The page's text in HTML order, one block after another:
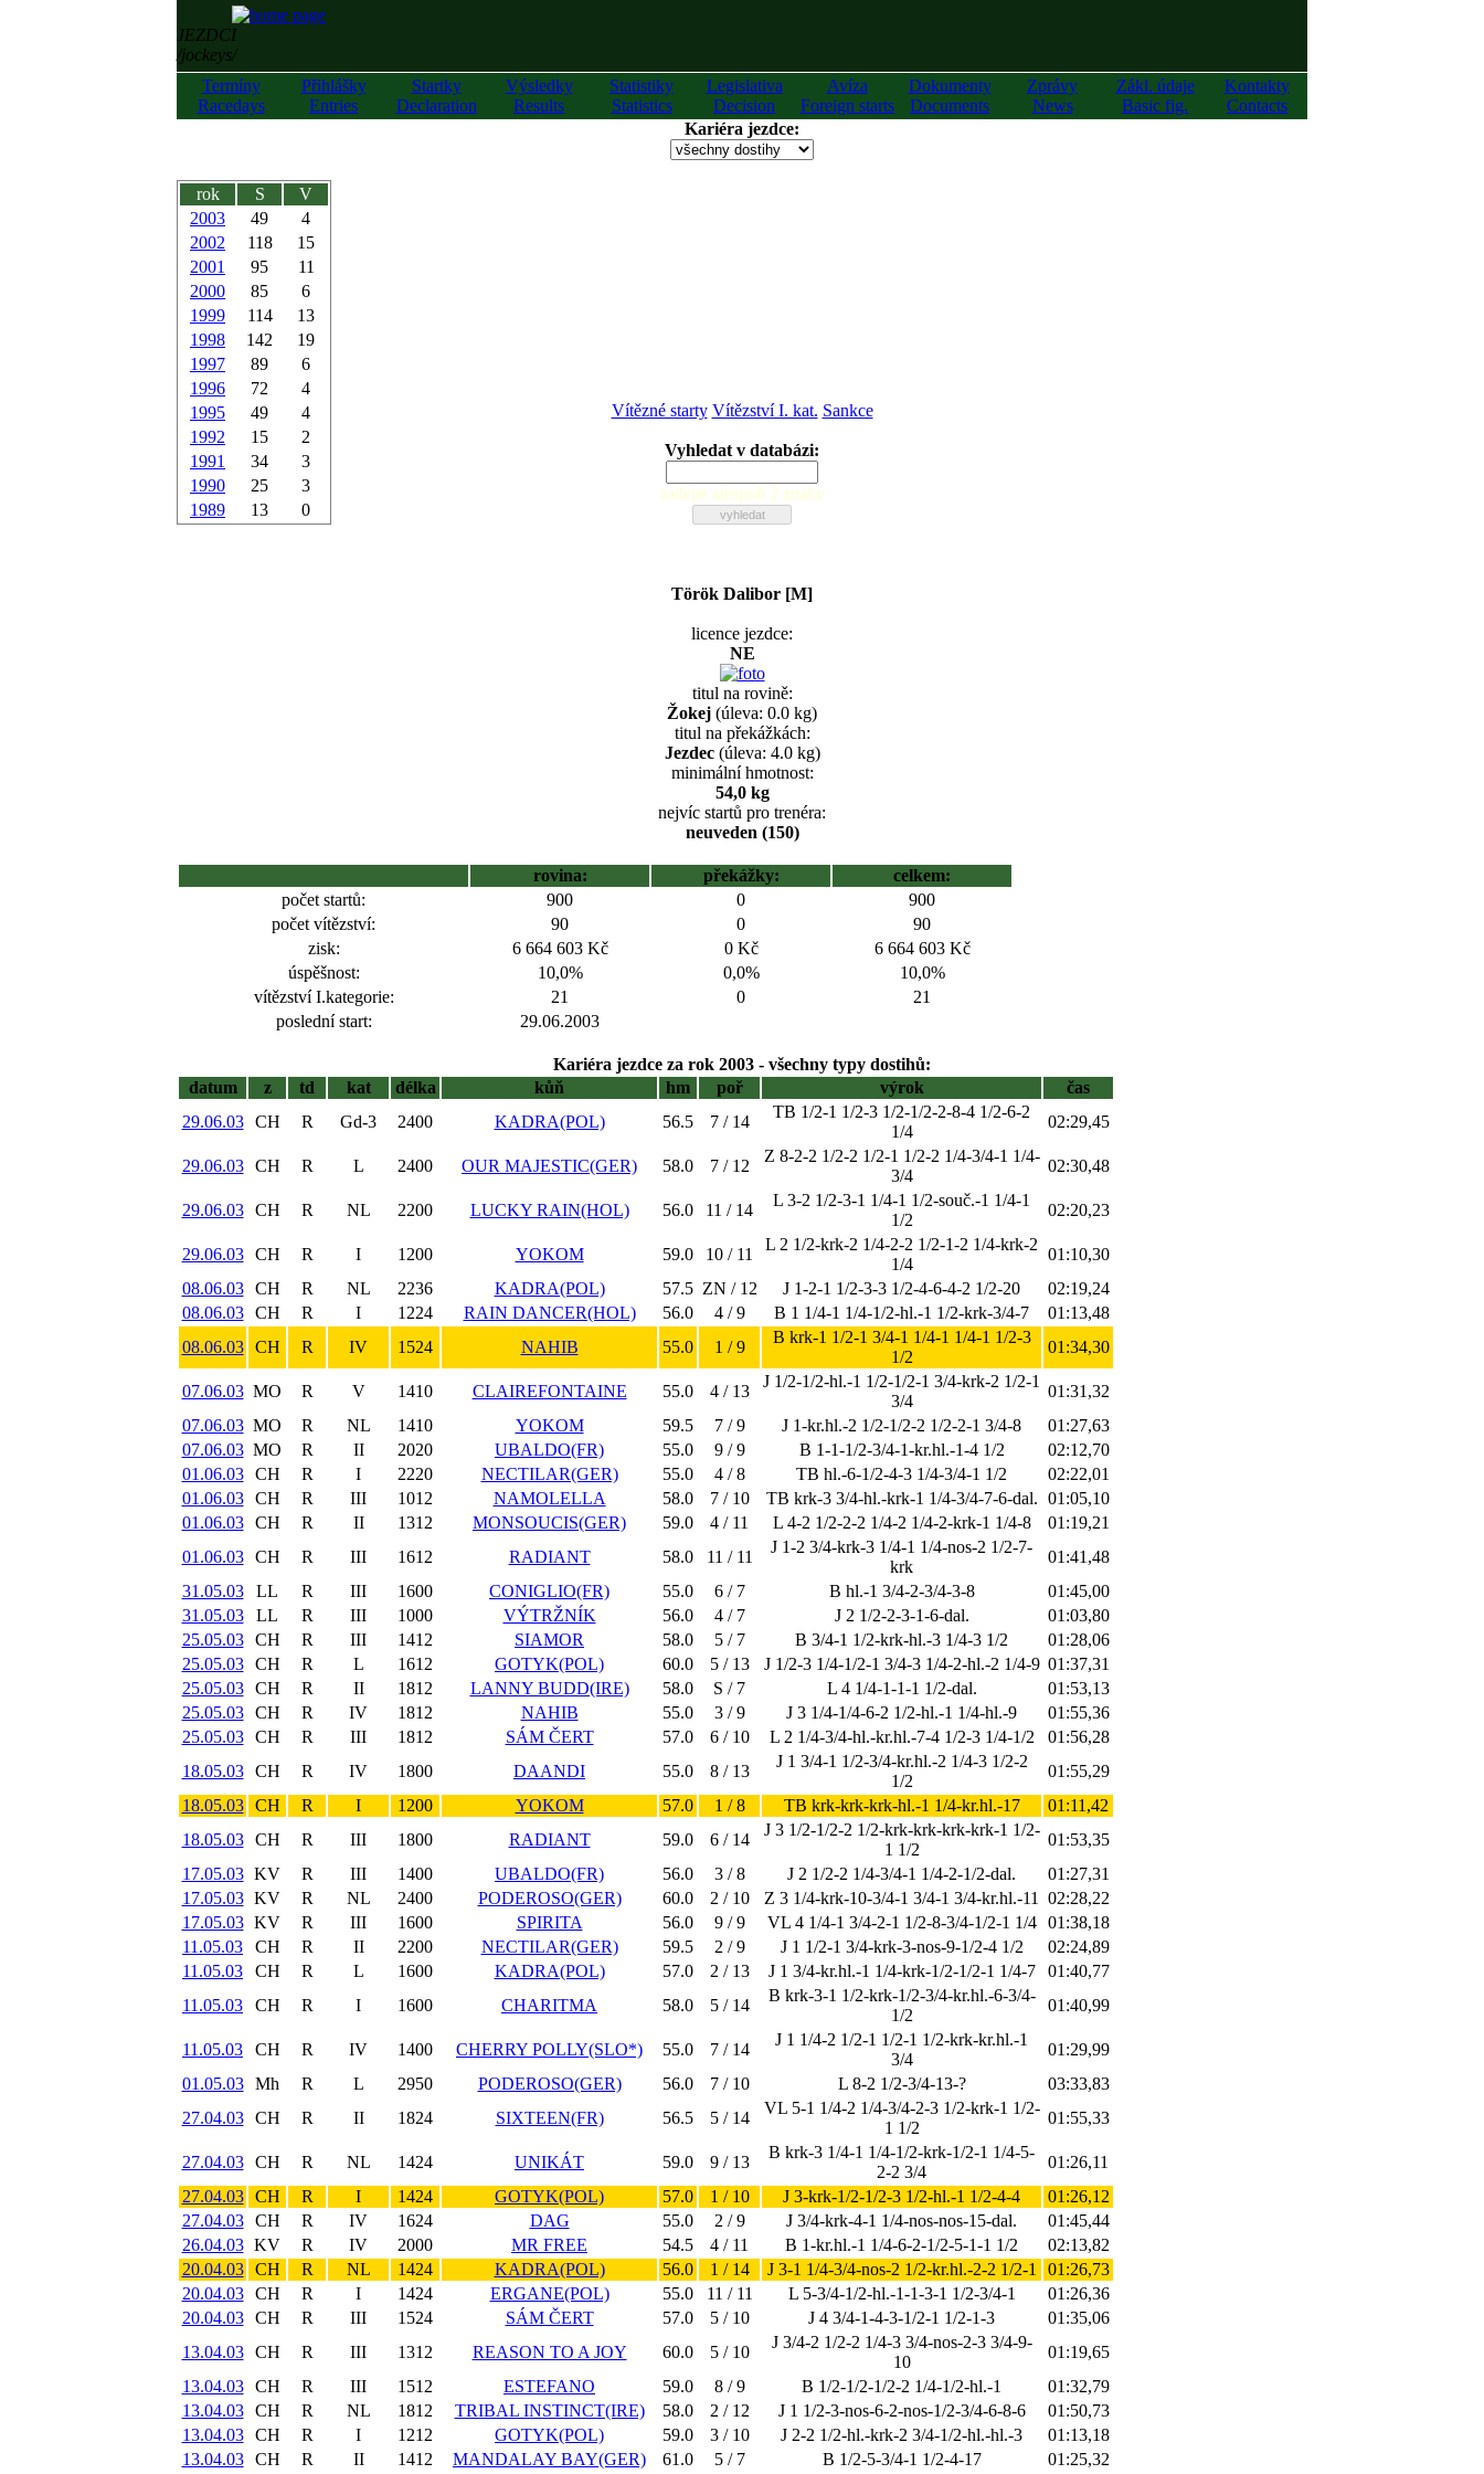
JEZDCI
/jockeys/
Termíny
Racedays
Přihlášky
Entries
Startky
Declaration
Výsledky
Results
Statistiky
Statistics
Legislativa
Decision
Avíza
Foreign starts
Dokumenty
Documents
Zprávy
News
Zákl. údaje
Basic fig.
Kontakty
Contacts
Kariéra jezdce:
rok S
V
2003
49
4
2002
118
15
2001
95
11
2000
85
6
1999
114
13
1998
142
19
1997
89
6
1996
72
4
1995
49
4
1992
15
2
1991
34
3
1990
25
3
1989
13 0
Vítězné starty Vítězství I. kat. Sankce
Vyhledat v databázi:
zadejte alespoň 2 znaky
Török Dalibor [M]
licence jezdce:
NE
titul na rovině:
Žokej (úleva: 0.0 kg)
titul na překážkách:
Jezdec(úleva: 4.0 kg)
minimální hmotnost:
54,0 kg
nejvíc startů pro trenéra:
neuveden (150)
rovina: překážky:
celkem:
počet startů:
900 0
900
počet vítězství:
90 0
90
zisk:
6 664 603 Kč 0 Kč
6 664 603 Kč
úspěšnost:
10,0% 0,0%
10,0%
vítězství I.kategorie:
21 0
21
poslední start:
29.06.2003
Kariéra jezdce za rok 2003 - všechny typy dostihů:
datum
z td kat délka kůň hm poř výrok
čas
29.06.03
CH R Gd-3 2400 KADRA(POL) 56.5 7 / 14
TB 1/2-1 1/2-3 1/2-1/2-2-8-4 1/2-6-2
1/4
02:29,45
29.06.03 CH R L 2400 OUR MAJESTIC(GER) 58.0 7 / 12
Z 8-2-2 1/2-2 1/2-1 1/2-2 1/4-3/4-1 1/4-
3/4
02:30,48
29.06.03 CH R NL 2200 LUCKY RAIN(HOL) 56.0 11 / 14
L 3-2 1/2-3-1 1/4-1 1/2-souč.-1 1/4-1
1/2
02:20,23
29.06.03 CH R I 1200 YOKOM 59.0 10 / 11
L 2 1/2-krk-2 1/4-2-2 1/2-1-2 1/4-krk-2
1/4
01:10,30
08.06.03
CH R NL 2236 KADRA(POL) 57.5 ZN / 12 J 1-2-1 1/2-3-3 1/2-4-6-4-2 1/2-20
02:19,24
08.06.03
CH R I 1224 RAIN DANCER(HOL) 56.0 4 / 9 B 1 1/4-1 1/4-1/2-hl.-1 1/2-krk-3/4-7
01:13,48
08.06.03
CH R IV 1524 NAHIB 55.0 1 / 9
B krk-1 1/2-1 3/4-1 1/4-1 1/4-1 1/2-3
1/2
01:34,30
07.06.03 MO R V 1410 CLAIREFONTAINE 55.0 4 / 13
J 1/2-1/2-hl.-1 1/2-1/2-1 3/4-krk-2 1/2-1
3/4
01:31,32
07.06.03 MO R NL 1410 YOKOM 59.5 7 / 9 J 1-kr.hl.-2 1/2-1/2-2 1/2-2-1 3/4-8
01:27,63
07.06.03 MO R II 2020 UBALDO(FR) 55.0 9 / 9 B 1-1-1/2-3/4-1-kr.hl.-1-4 1/2
02:12,70
01.06.03
CH R I 2220 NECTILAR(GER) 55.0 4 / 8 TB hl.-6-1/2-4-3 1/4-3/4-1 1/2
02:22,01
01.06.03
CH R III 1012 NAMOLELLA 58.0 7 / 10 TB krk-3 3/4-hl.-krk-1 1/4-3/4-7-6-dal. 01:05,10
01.06.03
CH R II 1312 MONSOUCIS(GER) 59.0 4 / 11 L 4-2 1/2-2-2 1/4-2 1/4-2-krk-1 1/4-8
01:19,21
01.06.03
CH R III 1612 RADIANT 58.0 11 / 11
J 1-2 3/4-krk-3 1/4-1 1/4-nos-2 1/2-7-
krk
01:41,48
31.05.03
LL R III 1600 CONIGLIO(FR) 55.0 6 / 7 B hl.-1 3/4-2-3/4-3-8
01:45,00
31.05.03
LL R III 1000 VÝTRŽNÍK 56.0 4 / 7 J 2 1/2-2-3-1-6-dal.
01:03,80
25.05.03
CH R III 1412 SIAMOR 58.0 5 / 7 B 3/4-1 1/2-krk-hl.-3 1/4-3 1/2
01:28,06
25.05.03
CH R L 1612 GOTYK(POL) 60.0 5 / 13 J 1/2-3 1/4-1/2-1 3/4-3 1/4-2-hl.-2 1/4-9 01:37,31
25.05.03
CH R II 1812 LANNY BUDD(IRE) 58.0 S / 7 L 4 1/4-1-1-1 1/2-dal.
01:53,13
25.05.03
CH R IV 1812 NAHIB 55.0 3 / 9 J 3 1/4-1/4-6-2 1/2-hl.-1 1/4-hl.-9
01:55,36
25.05.03
CH R III 1812 SÁM ČERT 57.0 6 / 10 L 2 1/4-3/4-hl.-kr.hl.-7-4 1/2-3 1/4-1/2
01:56,28
18.05.03
CH R IV 1800 DAANDI 55.0 8 / 13
J 1 3/4-1 1/2-3/4-kr.hl.-2 1/4-3 1/2-2
1/2
01:55,29
18.05.03
CH R I 1200 YOKOM 57.0 1 / 8 TB krk-krk-krk-hl.-1 1/4-kr.hl.-17
01:11,42
18.05.03
CH R III 1800 RADIANT 59.0 6 / 14
J 3 1/2-1/2-2 1/2-krk-krk-krk-krk-1 1/2-
1 1/2
01:53,35
17.05.03 KV R III 1400 UBALDO(FR) 56.0 3 / 8 J 2 1/2-2 1/4-3/4-1 1/4-2-1/2-dal.
01:27,31
17.05.03 KV R NL 2400 PODEROSO(GER) 60.0 2 / 10 Z 3 1/4-krk-10-3/4-1 3/4-1 3/4-kr.hl.-11
02:28,22
17.05.03 KV R III 1600 SPIRITA 56.0 9 / 9 VL 4 1/4-1 3/4-2-1 1/2-8-3/4-1/2-1 1/4
01:38,18
11.05.03
CH R II 2200 NECTILAR(GER) 59.5 2 / 9 J 1 1/2-1 3/4-krk-3-nos-9-1/2-4 1/2
02:24,89
11.05.03
CH R L 1600 KADRA(POL) 57.0 2 / 13 J 1 3/4-kr.hl.-1 1/4-krk-1/2-1/2-1 1/4-7
01:40,77
11.05.03
CH R I 1600 CHARITMA 58.0 5 / 14
B krk-3-1 1/2-krk-1/2-3/4-kr.hl.-6-3/4-
1/2
01:40,99
11.05.03 CH R IV 1400 CHERRY POLLY(SLO*) 55.0 7 / 14
J 1 1/4-2 1/2-1 1/2-1 1/2-krk-kr.hl.-1
3/4
01:29,99
01.05.03
Mh R L 2950 PODEROSO(GER) 56.0 7 / 10 L 8-2 1/2-3/4-13-?
03:33,83
27.04.03
CH R II 1824 SIXTEEN(FR) 56.5 5 / 14
VL 5-1 1/4-2 1/4-3/4-2-3 1/2-krk-1 1/2-
1 1/2
01:55,33
27.04.03 CH R NL 1424 UNIKÁT 59.0 9 / 13
B krk-3 1/4-1 1/4-1/2-krk-1/2-1 1/4-5-
2-2 3/4
01:26,11
27.04.03
CH R I 1424 GOTYK(POL) 57.0 1 / 10 J 3-krk-1/2-1/2-3 1/2-hl.-1 1/2-4-4
01:26,12
27.04.03
CH R IV 1624 DAG 55.0 2 / 9 J 3/4-krk-4-1 1/4-nos-nos-15-dal.
01:45,44
26.04.03 KV R IV 2000 MR FREE 54.5 4 / 11 B 1-kr.hl.-1 1/4-6-2-1/2-5-1-1 1/2
02:13,82
20.04.03
CH R NL 1424 KADRA(POL) 56.0 1 / 14 J 3-1 1/4-3/4-nos-2 1/2-kr.hl.-2-2 1/2-1
01:26,73
20.04.03
CH R I 1424 ERGANE(POL) 55.0 11 / 11 L 5-3/4-1/2-hl.-1-1-3-1 1/2-3/4-1
01:26,36
20.04.03
CH R III 1524 SÁM ČERT 57.0 5 / 10 J 4 3/4-1-4-3-1/2-1 1/2-1-3
01:35,06
13.04.03
CH R III 1312 REASON TO A JOY 60.0 5 / 10
J 3/4-2 1/2-2 1/4-3 3/4-nos-2-3 3/4-9-
10
01:19,65
13.04.03
CH R III 1512 ESTEFANO 59.0 8 / 9 B 1/2-1/2-1/2-2 1/4-1/2-hl.-1
01:32,79
13.04.03
CH R NL 1812 TRIBAL INSTINCT(IRE) 58.0 2 / 12 J 1 1/2-3-nos-6-2-nos-1/2-3/4-6-8-6
01:50,73
13.04.03
CH R I 1212 GOTYK(POL) 59.0 3 / 10 J 2-2 1/2-hl.-krk-2 3/4-1/2-hl.-hl.-3
01:13,18
13.04.03
CH R II 1412 MANDALAY BAY(GER) 61.0 5 / 7 B 1/2-5-3/4-1 1/2-4-17 01:25,32